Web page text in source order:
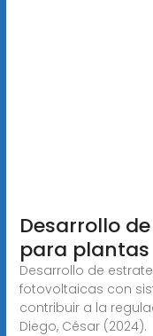
Desarrollo
para
Desarrollo de
fotovoltaicas con
contribuir a la
Diego, César (2024).